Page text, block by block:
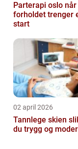
Parterapi oslo når
forholdet trenger
start
02 april 2026
Tannlege skien slik finner
du trygg og